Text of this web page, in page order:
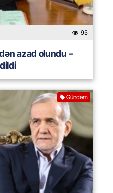
95
azad olundu –
Gündəm